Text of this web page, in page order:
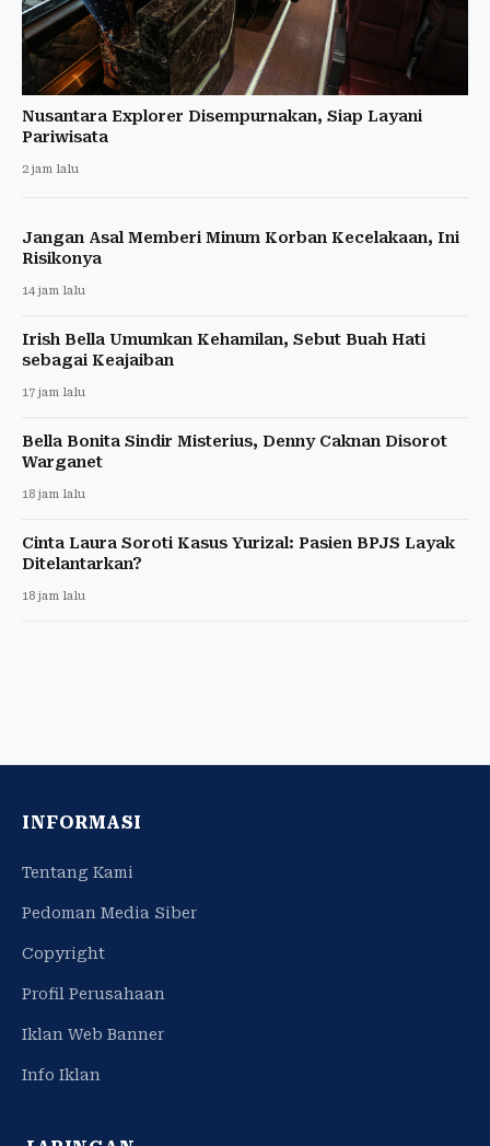
Nusantara Explorer Disempurnakan, Siap Layani
Pariwisata
2 jam lalu
Jangan Asal Memberi Minum Korban Kecelakaan, Ini
Risikonya
14 jam lalu
Irish Bella Umumkan Kehamilan, Sebut Buah Hati
sebagai Keajaiban
17 jam lalu
Bella Bonita Sindir Misterius, Denny Caknan Disorot
Warganet
18 jam lalu
Cinta Laura Soroti Kasus Yurizal: Pasien BPJS Layak
Ditelantarkan?
18 jam lalu
INFORMASI
Tentang Kami
Pedoman Media Siber
Copyright
Profil Perusahaan
Iklan Web Banner
Info Iklan